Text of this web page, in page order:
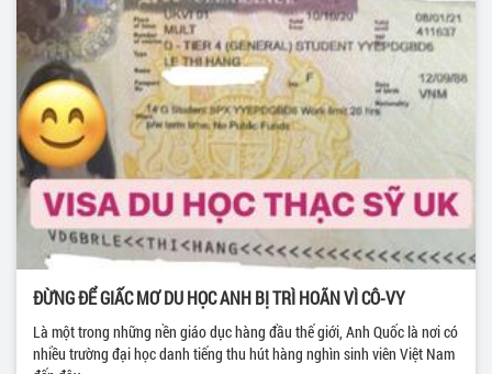
ĐỪNG ĐỂ GIẤC MƠ DU HỌC ANH BỊ TRÌ HOÃN VÌ CÔ-VY
Là một trong những nền giáo dục hàng đầu thế giới, Anh Quốc là nơi có
nhiều trường đại học danh tiếng thu hút hàng nghìn sinh viên Việt Nam